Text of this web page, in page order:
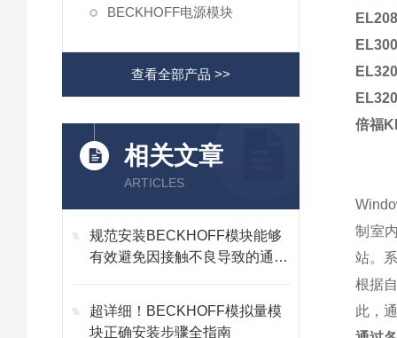
BECKHOFF电源模块
查看全部产品 >>
相关文章
ARTICLES
规范安装BECKHOFF模块能够
有效避免因接触不良导致的通讯
超详细！BECKHOFF模拟量模
块正确安装步骤全指南
倍福
制室
站。
根据
此，